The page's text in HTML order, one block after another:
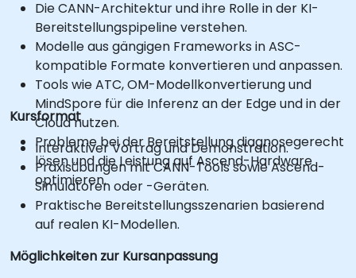
Die CANN-Architektur und ihre Rolle in der KI-
Bereitstellungspipeline verstehen.
Modelle aus gängigen Frameworks in ASC-
kompatible Formate konvertieren und anpassen.
Tools wie ATC, OM-Modellkonvertierung und
MindSpore für die Inferenz an der Edge und in der
Cloud nutzen.
Probleme bei der Bereitstellung diagnosegerecht
lösen und die Leistung auf Ascend-Hardware
optimieren.
Kursformat
Interaktiver Vortrag und Demonstration.
Praxisübungen mit CANN-Tools sowie Ascend-
Simulatoren oder -Geräten.
Praktische Bereitstellungsszenarien basierend
auf realen KI-Modellen.
Möglichkeiten zur Kursanpassung